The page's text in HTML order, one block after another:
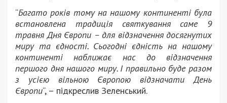
“Багато років тому на нашому континенті була
встановлена традиція святкування саме 9
травня Дня Європи – для відзначення досягнутих
миру та єдності. Сьогодні єдність на нашому
континенті наближає нас до відзначення
першого дня нашого миру. І правильно буде разом
з усією вільною Європою відзначати День
Європи“, – підкреслив Зеленський.